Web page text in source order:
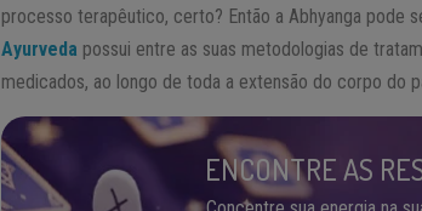
processo terapêutico, certo? Então a Abhyanga pode
Ayurveda possui entre as suas metodologias de
medicados, ao longo de toda a extensão do corpo do
ENCONTRE AS